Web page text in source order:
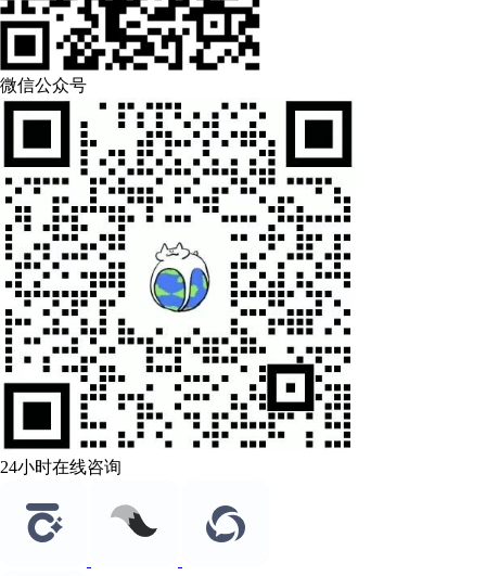
微信公众号
24小时在线咨询